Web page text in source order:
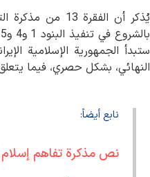
يُذكر أن
ستبدأ الجمهورية الإسلامية
النهائي، بشكل حصري، فيما يتعلق
نابع أيضاً:
نص مذكرة تفاهم إسلام